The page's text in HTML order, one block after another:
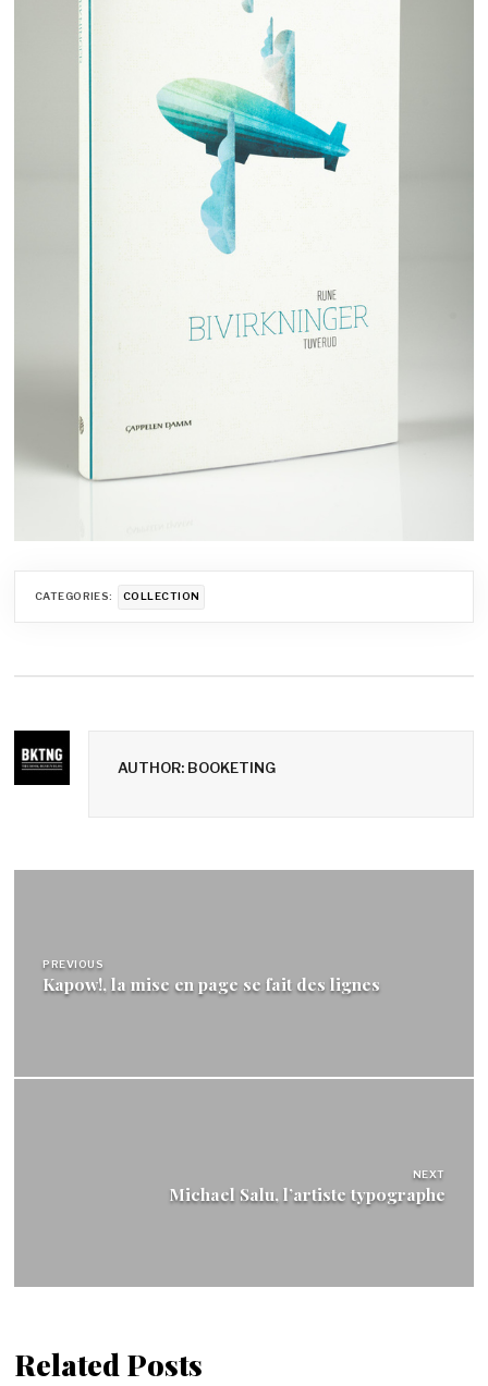
CATEGORIES: COLLECTION
AUTHOR: BOOKETING
l’article
PREVIOUS
Kapow!, la mise en page se fait des lignes
NEXT
Michael Salu, l’artiste typographe
Related Posts